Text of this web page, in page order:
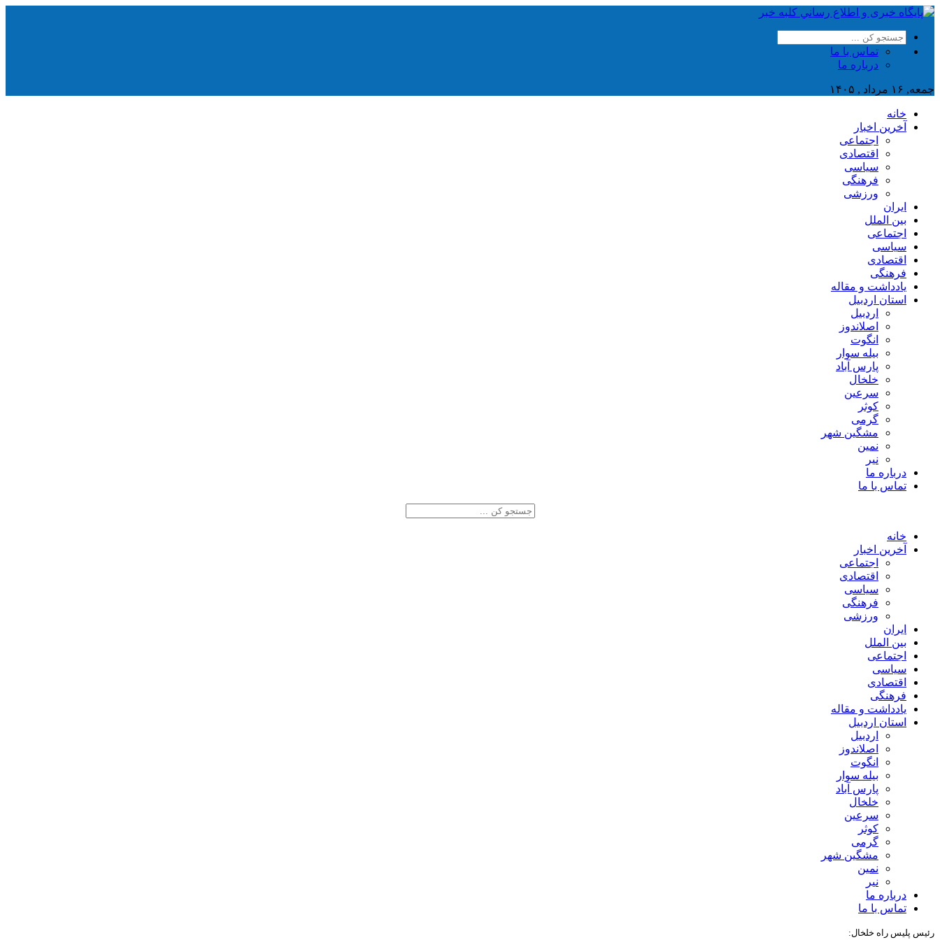
تماس با ما
درباره ما
جمعه, ۱۶ مرداد , ۱۴۰۵
خانه
آخرین اخبار
اجتماعی
اقتصادی
سیاسی
فرهنگی
ورزشی
ایران
بین الملل
اجتماعی
سیاسی
اقتصادی
فرهنگی
یادداشت و مقاله
استان اردبیل
اردبیل
اصلاندوز
انگوت
بیله سوار
پارس آباد
خلخال
سرعین
کوثر
گرمی
مشگین شهر
نمین
نیر
درباره ما
تماس با ما
خانه
آخرین اخبار
اجتماعی
اقتصادی
سیاسی
فرهنگی
ورزشی
ایران
بین الملل
اجتماعی
سیاسی
اقتصادی
فرهنگی
یادداشت و مقاله
استان اردبیل
اردبیل
اصلاندوز
انگوت
بیله سوار
پارس آباد
خلخال
سرعین
کوثر
گرمی
مشگین شهر
نمین
نیر
درباره ما
تماس با ما
رئیس پلیس راه خلخال: